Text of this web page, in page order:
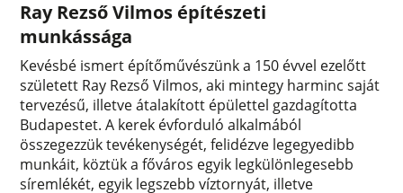
Ray Rezső Vilmos építészeti
munkássága
Kevésbé ismert építőművészünk a 150 évvel ezelőtt
született Ray Rezső Vilmos, aki mintegy harminc saját
tervezésű, illetve átalakított épülettel gazdagította
Budapestet. A kerek évforduló alkalmából
összegezzük tevékenységét, felidézve legegyedibb
munkáit, köztük a főváros egyik legkülönlegesebb
síremlékét, egyik legszebb víztornyát, illetve